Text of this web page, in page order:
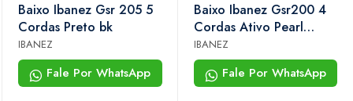
Baixo Ibanez Gsr 205 5
Cordas Preto bk
IBANEZ
Fale Por WhatsApp
Baixo Ibanez Gsr200 4
Cordas Ativo Pearl
White pw
IBANEZ
Fale Por WhatsApp